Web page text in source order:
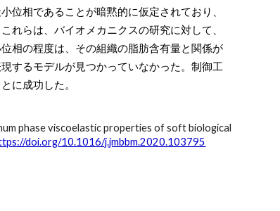
位相であることが暗黙的に仮定されており、
れらは、バイオメカニクスの研究に対して、
相の程度は、その組織の脂肪含有量と関係が
するモデルが見つかっていなかった。制御工
に成功した。
phase viscoelastic properties of soft biological
doi.org/10.1016/j.jmbbm.2020.103795